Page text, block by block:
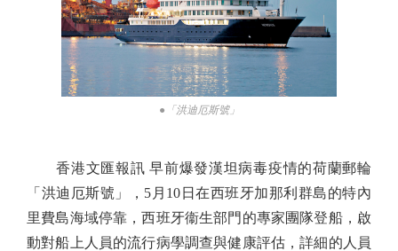
●「洪迪厄斯號」
香港文匯報訊 早前爆發漢坦病毒疫情的荷蘭郵輪
「洪迪厄斯號」，5月10日在西班牙加那利群島的特內
里費島海域停靠，西班牙衞生部門的專家團隊登船，啟
動對船上人員的流行病學調查與健康評估，詳細的人員